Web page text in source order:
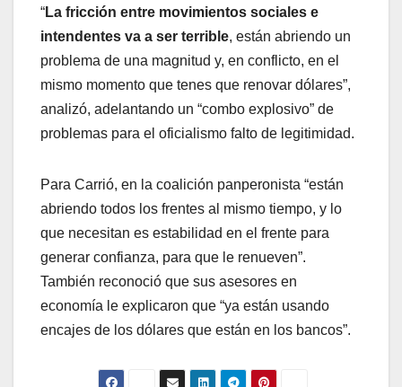
“La fricción entre movimientos sociales e
intendentes va a ser terrible, están abriendo un
problema de una magnitud y, en conflicto, en el
mismo momento que tenes que renovar dólares”,
analizó, adelantando un “combo explosivo” de
problemas para el oficialismo falto de legitimidad.
Para Carrió, en la coalición panperonista “están
abriendo todos los frentes al mismo tiempo, y lo
que necesitan es estabilidad en el frente para
generar confianza, para que le renueven”.
También reconoció que sus asesores en
economía le explicaron que “ya están usando
encajes de los dólares que están en los bancos”.